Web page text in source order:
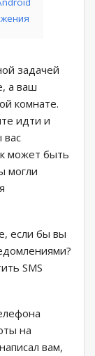
задачей
а ваш
комнате.
идти и
вас
может быть
могли
если бы вы
SMS
на
вам,